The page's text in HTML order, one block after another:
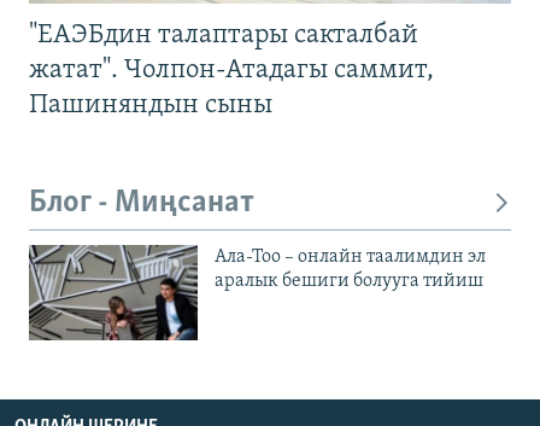
"ЕАЭБдин талаптары сакталбай
жатат". Чолпон-Атадагы саммит,
Пашиняндын сыны
Блог - Миңсанат
Ала-Тоо – онлайн таалимдин эл
аралык бешиги болууга тийиш